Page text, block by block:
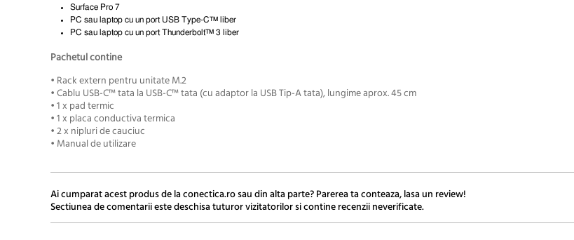
Surface Pro 7
PC sau laptop cu un port USB Type-C™ liber
PC sau laptop cu un port Thunderbolt™ 3 liber
Pachetul contine
• Rack extern pentru unitate M.2
• Cablu USB-C™ tata la USB-C™ tata (cu adaptor la USB Tip-A tata), lungime aprox. 45 cm
• 1 x pad termic
• 1 x placa conductiva termica
• 2 x nipluri de cauciuc
• Manual de utilizare
Ai cumparat acest produs de la conectica.ro sau din alta parte? Parerea ta conteaza, lasa un review!
Sectiunea de comentarii este deschisa tuturor vizitatorilor si contine recenzii neverificate.